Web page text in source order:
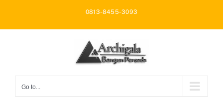
0813-8455-3093
Go to...